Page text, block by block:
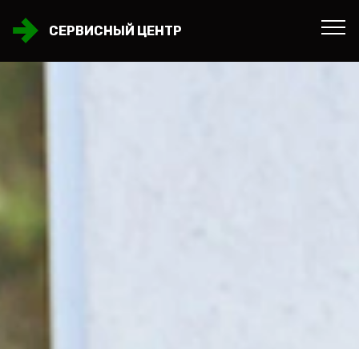
СЕРВИСНЫЙ ЦЕНТР